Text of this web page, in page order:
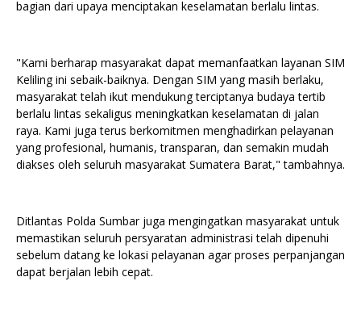
bagian dari upaya menciptakan keselamatan berlalu lintas.
"Kami berharap masyarakat dapat memanfaatkan layanan SIM
Keliling ini sebaik-baiknya. Dengan SIM yang masih berlaku,
masyarakat telah ikut mendukung terciptanya budaya tertib
berlalu lintas sekaligus meningkatkan keselamatan di jalan
raya. Kami juga terus berkomitmen menghadirkan pelayanan
yang profesional, humanis, transparan, dan semakin mudah
diakses oleh seluruh masyarakat Sumatera Barat," tambahnya.
Ditlantas Polda Sumbar juga mengingatkan masyarakat untuk
memastikan seluruh persyaratan administrasi telah dipenuhi
sebelum datang ke lokasi pelayanan agar proses perpanjangan
dapat berjalan lebih cepat.